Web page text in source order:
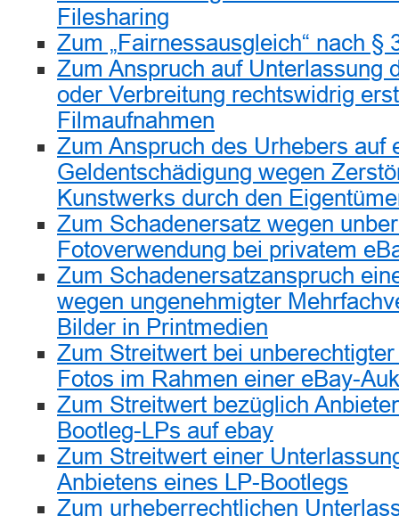
Filesharing
Zum „Fairnessausgleich“ nach §
Zum Anspruch auf Unterlassung
oder Verbreitung rechtswidrig
Filmaufnahmen
Zum Anspruch des Urhebers auf
Geldentschädigung wegen
Kunstwerks durch den
Zum Schadenersatz wegen
Fotoverwendung bei privatem
Zum Schadenersatzanspruch
wegen ungenehmigter
Bilder in Printmedien
Zum Streitwert bei
Fotos im Rahmen einer eBay-
Zum Streitwert bezüglich
Bootleg-LPs auf ebay
Zum Streitwert einer
Anbietens eines LP-Bootlegs
Zum urheberrechtlichen